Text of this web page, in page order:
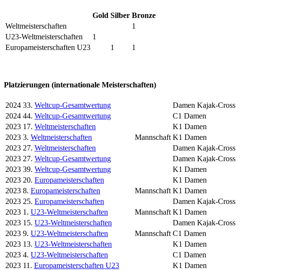
Gold Silber Bronze
Weltmeisterschaften
1
U23-Weltmeisterschaften
1
Europameisterschaften U23
1 1
Platzierungen (internationale Meisterschaften)
2024 33. Weltcup-Gesamtwertung
Damen Kajak-Cross
2024 44. Weltcup-Gesamtwertung
C1 Damen
2023 17. Weltmeisterschaften
K1 Damen
2023 3. Weltmeisterschaften Mannschaft K1 Damen
2023 27. Weltmeisterschaften
Damen Kajak-Cross
2023 27. Weltcup-Gesamtwertung
Damen Kajak-Cross
2023 39. Weltcup-Gesamtwertung
K1 Damen
2023 20. Europameisterschaften
K1 Damen
2023 8. Europameisterschaften Mannschaft K1 Damen
2023 25. Europameisterschaften
Damen Kajak-Cross
2023 1. U23-Weltmeisterschaften Mannschaft K1 Damen
2023 15. U23-Weltmeisterschaften
Damen Kajak-Cross
2023 9. U23-Weltmeisterschaften Mannschaft C1 Damen
2023 13. U23-Weltmeisterschaften
K1 Damen
2023 4. U23-Weltmeisterschaften
C1 Damen
2023 11. Europameisterschaften U23
K1 Damen